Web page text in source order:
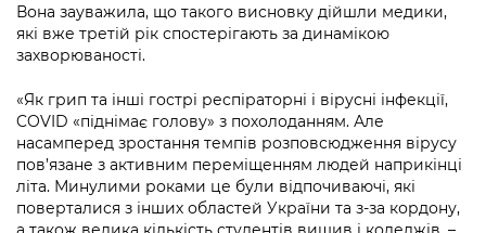
Підприємства, установи, організації
Kyiv International Relations
Річні звіти
Гендерна політика
Безбар'єрність
Портал Захисників та Захисниць
Портал послуг
Міський застосунок Київ Цифровий
Важливе під час воєнного стану
Уряд» – місцевий рівень»
Важливе під час воєнного стану
Про відкриті дані
Портал даних Києва
Публічні дашборди
Вона зауважила, що такого висновку дійшли медики,
які вже третій рік спостерігають за динамікою
захворюваності.
«Як грип та інші гострі респіраторні і вірусні інфекції,
COVID «піднімає голову» з похолоданням. Але
насамперед зростання темпів розповсюдження вірусу
пов’язане з активним переміщенням людей наприкінці
літа. Минулими роками це були відпочиваючі, які
поверталися з інших областей України та з-за кордону,